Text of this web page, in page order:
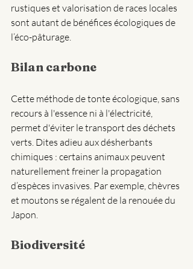
rustiques et valorisation de races locales
sont autant de bénéfices écologiques de
l’éco-pâturage.
Bilan carbone
Cette méthode de tonte écologique, sans
recours à l'essence ni à l'électricité,
permet d'éviter le transport des déchets
verts. Dites adieu aux désherbants
chimiques : certains animaux peuvent
naturellement freiner la propagation
d’espèces invasives. Par exemple, chèvres
et moutons se régalent de la renouée du
Japon.
Biodiversité